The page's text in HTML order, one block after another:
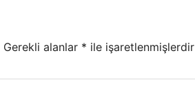
Gerekli alanlar * ile işaretlenmişlerdir